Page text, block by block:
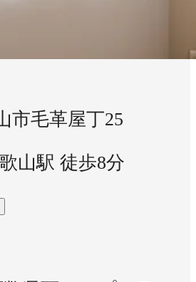
市毛革屋丁25
山駅 徒歩8分